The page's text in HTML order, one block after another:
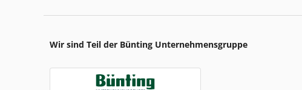
Wir sind Teil der Bünting Unternehmensgruppe